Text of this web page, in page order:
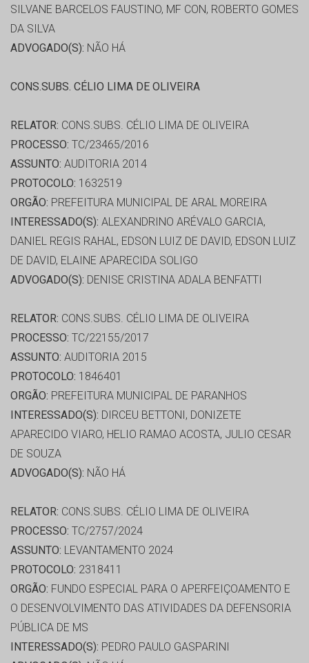
SILVANE BARCELOS FAUSTINO, MF CON, ROBERTO GOMES
DA SILVA
ADVOGADO(S): NÃO HÁ
CONS.SUBS. CÉLIO LIMA DE OLIVEIRA
RELATOR: CONS.SUBS. CÉLIO LIMA DE OLIVEIRA
PROCESSO: TC/23465/2016
ASSUNTO: AUDITORIA 2014
PROTOCOLO: 1632519
ORGÃO: PREFEITURA MUNICIPAL DE ARAL MOREIRA
INTERESSADO(S): ALEXANDRINO ARÉVALO GARCIA,
DANIEL REGIS RAHAL, EDSON LUIZ DE DAVID, EDSON LUIZ
DE DAVID, ELAINE APARECIDA SOLIGO
ADVOGADO(S): DENISE CRISTINA ADALA BENFATTI
RELATOR: CONS.SUBS. CÉLIO LIMA DE OLIVEIRA
PROCESSO: TC/22155/2017
ASSUNTO: AUDITORIA 2015
PROTOCOLO: 1846401
ORGÃO: PREFEITURA MUNICIPAL DE PARANHOS
INTERESSADO(S): DIRCEU BETTONI, DONIZETE
APARECIDO VIARO, HELIO RAMAO ACOSTA, JULIO CESAR
DE SOUZA
ADVOGADO(S): NÃO HÁ
RELATOR: CONS.SUBS. CÉLIO LIMA DE OLIVEIRA
PROCESSO: TC/2757/2024
ASSUNTO: LEVANTAMENTO 2024
PROTOCOLO: 2318411
ORGÃO: FUNDO ESPECIAL PARA O APERFEIÇOAMENTO E
O DESENVOLVIMENTO DAS ATIVIDADES DA DEFENSORIA
PÚBLICA DE MS
INTERESSADO(S): PEDRO PAULO GASPARINI